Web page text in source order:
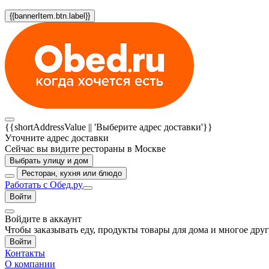
{{bannerItem.btn.label}}
{{shortAddressValue || 'Выберите адрес доставки'}}
Уточните адрес доставки
Сейчас вы видите рестораны в Москве
Выбрать улицу и дом
Ресторан, кухня или блюдо
Работать с Обед.ру
Войти
Войдите в аккаунт
Чтобы заказывать еду, продукты товары для дома и многое
Войти
Контакты
О компании